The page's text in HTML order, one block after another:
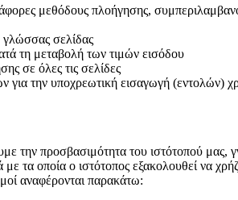
μεθόδους πλοήγησης,
σελίδας
τη μεταβολή των τιμών εισόδου
σε όλες τις σελίδες
για την υποχρεωτική εισαγωγή (εντολών)
προσβασιμότητα του ιστότοπού μας,
οποία ο ιστότοπος εξακολουθεί να
αναφέρονται παρακάτω: